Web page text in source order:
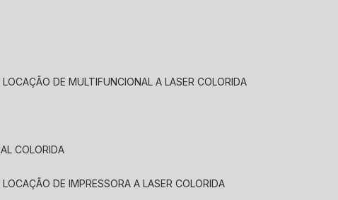
LOCAÇÃO DE MULTIFUNCIONAL A LASER COLORIDA
COLORIDA
LOCAÇÃO DE IMPRESSORA A LASER COLORIDA